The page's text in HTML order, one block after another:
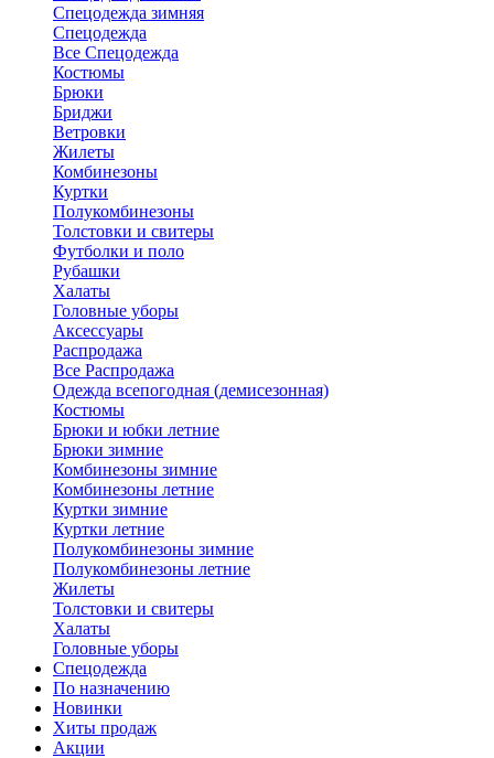
Спецодежда зимняя
Спецодежда
Все Спецодежда
Костюмы
Брюки
Бриджи
Ветровки
Жилеты
Комбинезоны
Куртки
Полукомбинезоны
Толстовки и свитеры
Футболки и поло
Рубашки
Халаты
Головные уборы
Аксессуары
Распродажа
Все Распродажа
Одежда всепогодная (демисезонная)
Костюмы
Брюки и юбки летние
Брюки зимние
Комбинезоны зимние
Комбинезоны летние
Куртки зимние
Куртки летние
Полукомбинезоны зимние
Полукомбинезоны летние
Жилеты
Толстовки и свитеры
Халаты
Головные уборы
Спецодежда
По назначению
Новинки
Хиты продаж
Акции